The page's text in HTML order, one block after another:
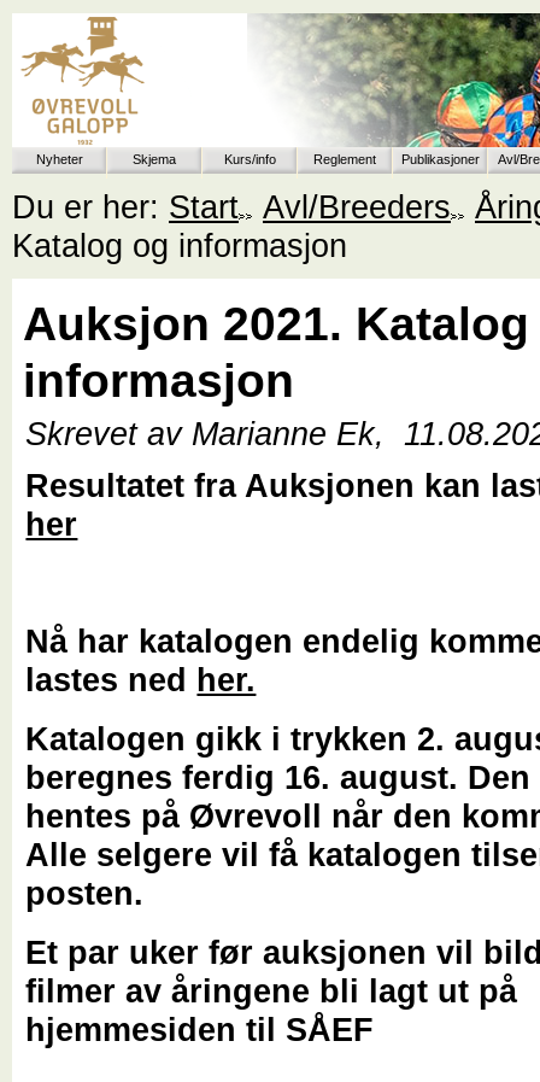
Nyheter Skjema Kurs/info Reglement Publikasjoner Avl/
Du er her: Start Avl/Breeders
Katalog og informasjon
Auksjon 2021.
informasjon
Skrevet av Marianne Ek,
Resultatet fra Auksjonen kan
her
Nå har katalogen endelig
lastes ned
her.
Katalogen gikk i trykken 2.
beregnes ferdig 16. august. Den
hentes på Øvrevoll når den
Alle selgere vil få katalogen
posten.
Et par uker før auksjonen vil
filmer av åringene bli lagt ut på
hjemmesiden til SÅEF